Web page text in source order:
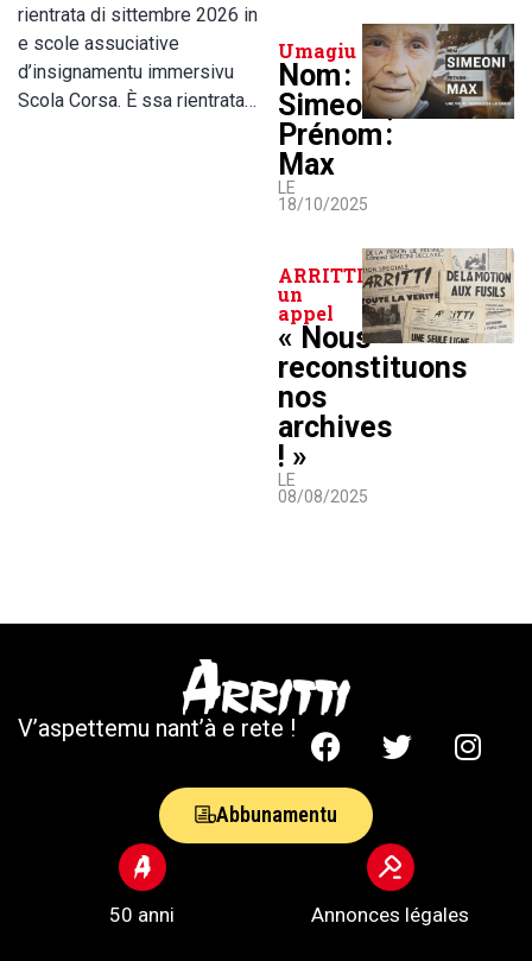
rientrata di sittembre 2026 in
e scole assuciative
d’insignamentu immersivu
Scola Corsa. È ssa rientrata…
Umagiu
Nom :
Simeoni,
Prénom :
Max
LE
18/10/2025
ARRITTI lance
un
appel
« Nous
reconstituons
nos
archives
! »
LE
08/08/2025
V’aspettemu nant’à e rete !
50 anni Annonces légales
Abbunamentu